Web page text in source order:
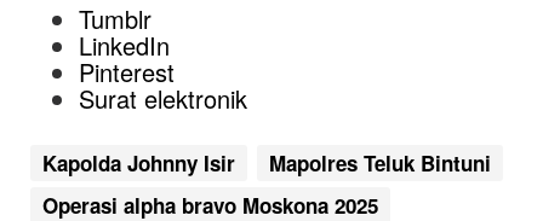
Tumblr
LinkedIn
Pinterest
Surat elektronik
Kapolda Johnny Isir
Mapolres Teluk Bintuni
Operasi alpha bravo Moskona 2025